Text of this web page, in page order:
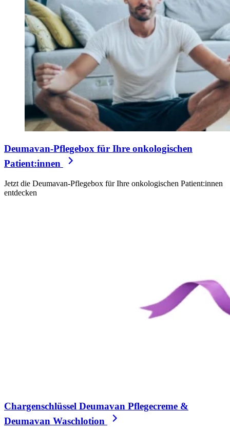
Deumavan-Pflegebox für Ihre onkologischen
Patient:innen
Jetzt die Deumavan-Pflegebox für Ihre onkologischen Patient:innen
entdecken
Chargenschlüssel Deumavan Pflegecreme &
Deumavan Waschlotion